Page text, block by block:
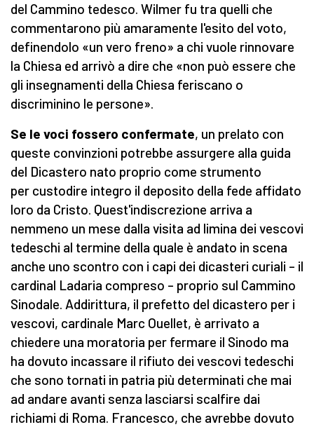
del Cammino tedesco. Wilmer fu tra quelli che
commentarono più amaramente l'esito del voto,
definendolo «un vero freno» a chi vuole rinnovare
la Chiesa ed arrivò a dire che «non può essere che
gli insegnamenti della Chiesa feriscano o
discriminino le persone».
Se le voci fossero confermate, un prelato con
queste convinzioni potrebbe assurgere alla guida
del Dicastero nato proprio come strumento
per custodire integro il deposito della fede affidato
loro da Cristo. Quest'indiscrezione arriva a
nemmeno un mese dalla visita ad limina dei vescovi
tedeschi al termine della quale è andato in scena
anche uno scontro con i capi dei dicasteri curiali – il
cardinal Ladaria compreso – proprio sul Cammino
Sinodale. Addirittura, il prefetto del dicastero per i
vescovi, cardinale Marc Ouellet, è arrivato a
chiedere una moratoria per fermare il Sinodo ma
ha dovuto incassare il rifiuto dei vescovi tedeschi
che sono tornati in patria più determinati che mai
ad andare avanti senza lasciarsi scalfire dai
richiami di Roma. Francesco, che avrebbe dovuto